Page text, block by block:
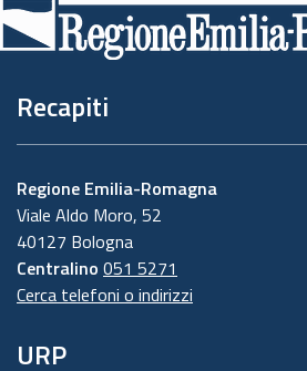
pagina
Recapiti
Regione Emilia-Romagna
Viale Aldo Moro, 52
40127 Bologna
Centralino 051 5271
Cerca telefoni o indirizzi
URP